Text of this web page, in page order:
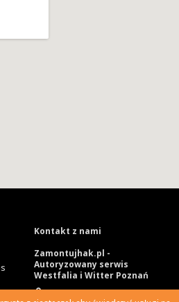
Kontakt z nami
Zamontujhak.pl -
Autoryzowany serwis
Westfalia i Witter Poznań